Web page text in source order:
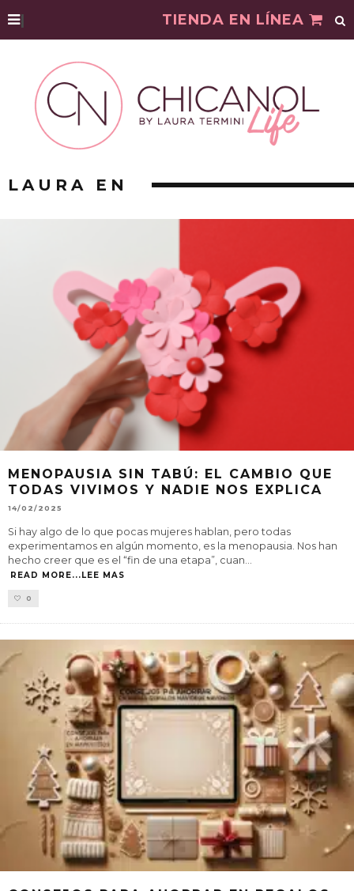
TIENDA EN LÍNEA
|
LAURA EN
MENOPAUSIA SIN TABÚ: EL CAMBIO QUE
TODAS VIVIMOS Y NADIE NOS EXPLICA
14/02/2025
Si hay algo de lo que pocas mujeres hablan, pero todas
experimentamos en algún momento, es la menopausia. Nos han
hecho creer que es el “fin de una etapa”, cuan...
READ MORE...LEE MAS
0